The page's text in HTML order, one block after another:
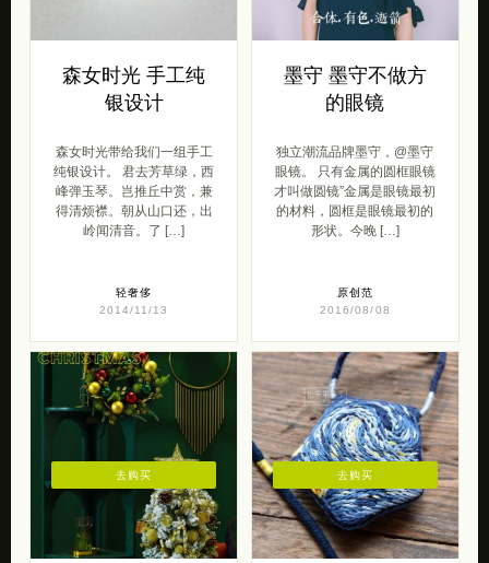
森女时光 手工纯
银设计
森女时光带给我们一组手工
纯银设计。 君去芳草绿，西
峰弹玉琴。岂推丘中赏，兼
得清烦襟。朝从山口还，出
岭闻清音。了 […]
轻奢侈
2014/11/13
墨守 墨守不做方
的眼镜
独立潮流品牌墨守，@墨守
眼镜。 只有金属的圆框眼镜
才叫做圆镜”金属是眼镜最初
的材料，圆框是眼镜最初的
形状。今晚 […]
原创范
2016/08/08
去购买 去购买